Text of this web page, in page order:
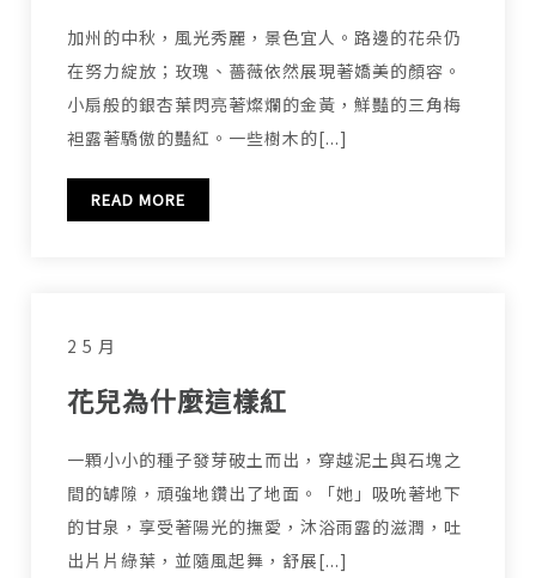
加州的中秋，風光秀麗，景色宜人。路邊的花朵仍
在努力綻放；玫瑰、薔薇依然展現著嬌美的顏容。
小扇般的銀杏葉閃亮著燦爛的金黃，鮮豔的三角梅
袒露著驕傲的豔紅。一些樹木的[...]
READ MORE
2 5 月
花兒為什麼這樣紅
一顆小小的種子發芽破土而出，穿越泥土與石塊之
間的罅隙，頑強地鑽出了地面。「她」吸吮著地下
的甘泉，享受著陽光的撫愛，沐浴雨露的滋潤，吐
出片片綠葉，並隨風起舞，舒展[...]